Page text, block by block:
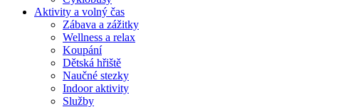
Aktivity a volný čas
Zábava a zážitky
Wellness a relax
Koupání
Dětská hřiště
Naučné stezky
Indoor aktivity
Služby